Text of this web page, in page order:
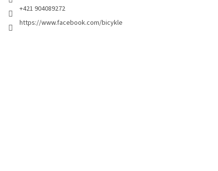
+421 904089272
https://www.facebook.com/bicykle